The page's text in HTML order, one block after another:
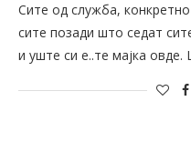
Сите од служба,
сите позади што седат
и уште си е..те мајка